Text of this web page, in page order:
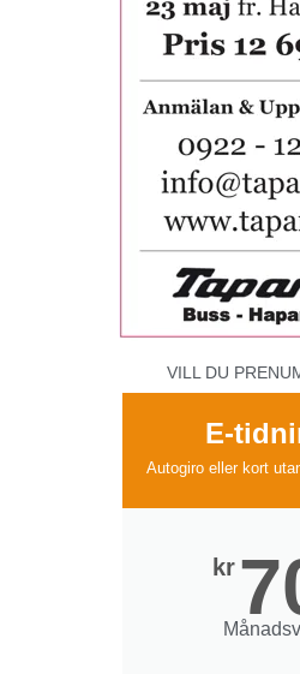
VILL DU
E-
Autogiro eller kort
kr